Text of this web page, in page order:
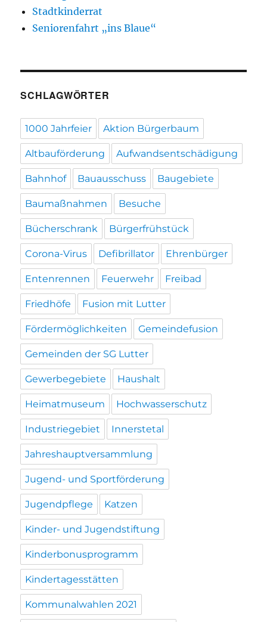
Stadtkinderrat
Seniorenfahrt „ins Blaue“
SCHLAGWÖRTER
1000 Jahrfeier Aktion Bürgerbaum
Altbauförderung Aufwandsentschädigung
Bahnhof Bauausschuss Baugebiete
Baumaßnahmen Besuche
Bücherschrank Bürgerfrühstück
Corona-Virus Defibrillator Ehrenbürger
Entenrennen Feuerwehr Freibad
Friedhöfe Fusion mit Lutter
Fördermöglichkeiten Gemeindefusion
Gemeinden der SG Lutter
Gewerbegebiete Haushalt
Heimatmuseum Hochwasserschutz
Industriegebiet Innerstetal
Jahreshauptversammlung
Jugend- und Sportförderung
Jugendpflege Katzen
Kinder- und Jugendstiftung
Kinderbonusprogramm
Kindertagesstätten
Kommunalwahlen 2021